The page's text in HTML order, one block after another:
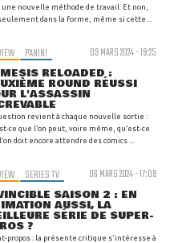
une nouvelle méthode de travail. Et non,
dans la forme, même si cette ...
PANINI 09 MARS 2024 - 19:25
RELOADED :
ROUND RÉUSSI
L'ASSASSIN
revient à chaque nouvelle sortie :
ce que l’on peut, voire même, qu’est-ce
doit encore attendre des comics ...
SERIES TV 06 MARS 2024 - 17:09
SAISON 2 : EN
AUSSI, LA
SÉRIE DE SUPER-
?
propos : la présente critique s'intéresse à